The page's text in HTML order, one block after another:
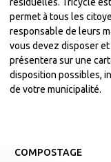
permet à tous les
responsable de leurs
vous devez disposer
présentera sur une
disposition possibles,
de votre municipalité.
COMPOSTAGE